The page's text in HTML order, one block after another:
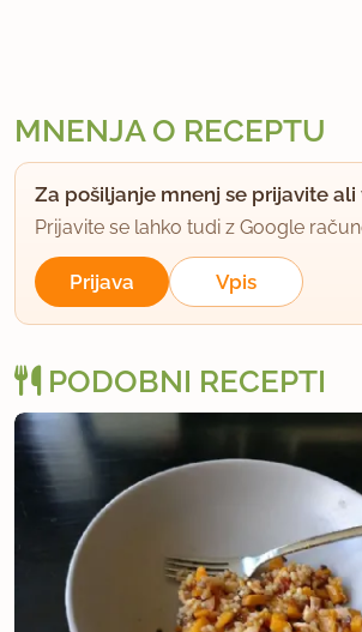
MNENJA O RECEPTU
Za pošiljanje mnenj se prijavite ali
Prijavite se lahko tudi z Google
Prijava Vpis
PODOBNI RECEPTI